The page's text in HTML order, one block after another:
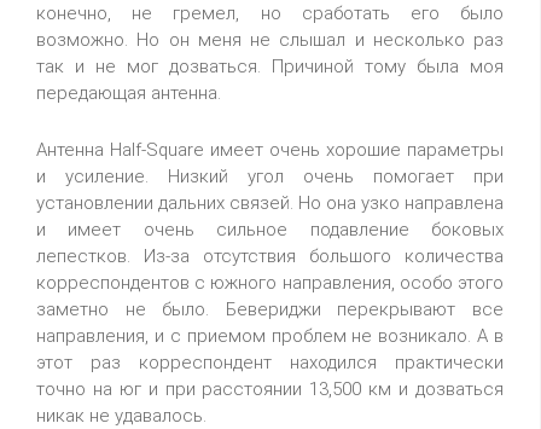
конечно, не гремел, но сработать его было
возможно. Но он меня не слышал и несколько раз
так и не мог дозваться. Причиной тому была моя
передающая антенна.
Антенна Half-Square имеет очень хорошие параметры
и усиление. Низкий угол очень помогает при
установлении дальних связей. Но она узко направлена
и имеет очень сильное подавление боковых
лепестков. Из-за отсутствия большого количества
корреспондентов с южного направления, особо этого
заметно не было. Бевериджи перекрывают все
направления, и с приемом проблем не возникало. А в
этот раз корреспондент находился практически
точно на юг и при расстоянии 13,500 км и дозваться
никак не удавалось.